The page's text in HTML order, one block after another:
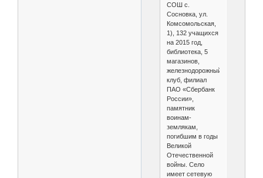
СОШ с.
Сосновка, ул.
Комсомольская,
1), 132 учащихся
на 2015 год,
библиотека, 5
магазинов,
железнодорожный
клуб, филиал
ПАО «Сбербанк
России»,
памятник
воинам-
землякам,
погибшим в годы
Великой
Отечественной
войны. Село
имеет сетевую